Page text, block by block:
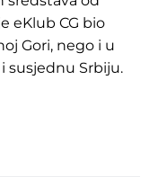
eKlub CG bio
Gori, nego i u
susjednu Srbiju.